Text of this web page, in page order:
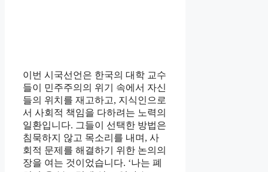
이번 시국선언은 한국의 대학 교수
들이 민주주의의 위기 속에서 자신
들의 위치를 재고하고, 지식인으로
서 사회적 책임을 다하려는 노력의
일환입니다. 그들이 선택한 방법은
침묵하지 않고 목소리를 내며, 사
회적 문제를 해결하기 위한 논의의
장을 여는 것이었습니다. ‘나는 폐